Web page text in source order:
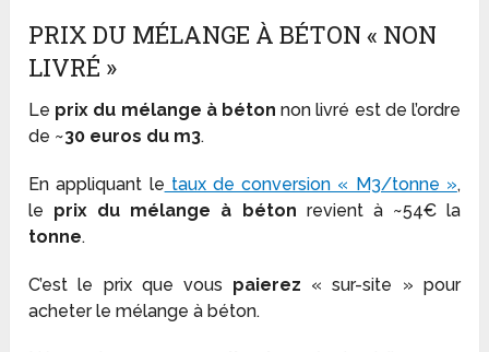
PRIX DU MÉLANGE À BÉTON « NON
LIVRÉ »
Le prix du mélange à béton non livré est de l’ordre
de ~30 euros du m3.
En appliquant le taux de conversion « M3/tonne »,
le prix du mélange à béton revient à ~54€ la
tonne.
C’est le prix que vous paierez « sur-site » pour
acheter le mélange à béton.